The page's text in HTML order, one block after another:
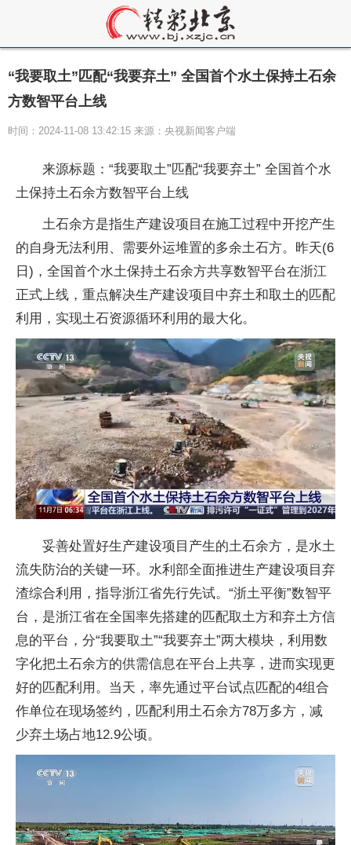
“我要取土”匹配“我要弃土” 全国首个水土保持土石余
方数智平台上线
时间：2024-11-08 13:42:15 来源：央视新闻客户端
来源标题：“我要取土”匹配“我要弃土” 全国首个水
土保持土石余方数智平台上线
土石余方是指生产建设项目在施工过程中开挖产生
的自身无法利用、需要外运堆置的多余土石方。昨天(6
日)，全国首个水土保持土石余方共享数智平台在浙江
正式上线，重点解决生产建设项目中弃土和取土的匹配
利用，实现土石资源循环利用的最大化。
妥善处置好生产建设项目产生的土石余方，是水土
流失防治的关键一环。水利部全面推进生产建设项目弃
渣综合利用，指导浙江省先行先试。“浙土平衡”数智平
台，是浙江省在全国率先搭建的匹配取土方和弃土方信
息的平台，分“我要取土”“我要弃土”两大模块，利用数
字化把土石余方的供需信息在平台上共享，进而实现更
好的匹配利用。当天，率先通过平台试点匹配的4组合
作单位在现场签约，匹配利用土石余方78万多方，减
少弃土场占地12.9公顷。